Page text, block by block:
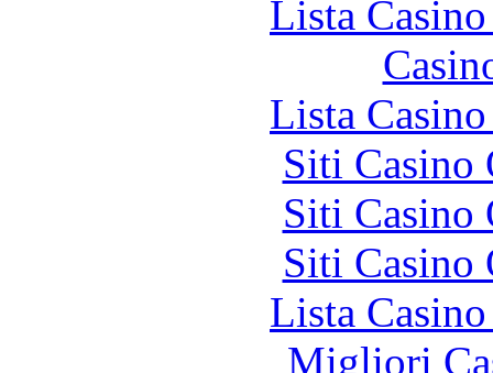
Lista
Lista
Siti Casino
Siti Casino
Siti Casino
Lista
Migliori